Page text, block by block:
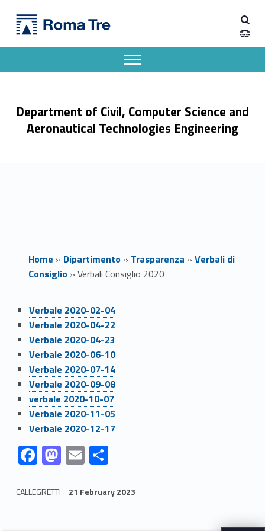
Verbali Consiglio 2020 - Dipartimento di Ingegneria Civile, Informatica e delle Tecnologie Aeronautiche
Department of Civil, Computer Science and
Aeronautical Technologies Engineering
Apri il menu secondario
Header info sidebar
Home » Dipartimento» Trasparenza » Verbali di
Consiglio» Verbali Consiglio 2020
V
e
r
b
a
l
i
C
o
Link identifier #identifier__87005-1
Verbale 2020-02-04
Link identifier #identifier__107178-2
Verbale 2020-04-22
Link identifier #identifier__142382-3
Verbale 2020-04-23
Link identifier #identifier__7822-4
Verbale 2020-06-10
Link identifier #identifier__29019-5
Verbale 2020-07-14
Link identifier #identifier__107967-6
Verbale 2020-09-08
Link identifier #identifier__75637-7
verbale 2020-10-07
Link identifier #identifier__9999-8
Verbale 2020-11-05
Link identifier #identifier__6666-9
Verbale 2020-12-17
Link identifier #identifier__173468-10
F
ac
e
Link identifier #identifier__154618-11 M
as
to
Link identifier #identifier__76085-12 E
m
ai
Link identifier #identifier__67471-13 S
h
ar
CALLEGRETTI 21 February 2023